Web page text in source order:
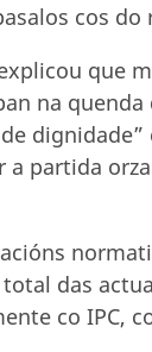
cos
que
na quenda
partida
das
co IPC,